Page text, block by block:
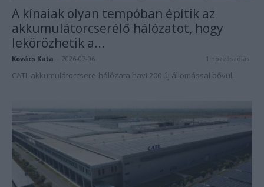
A kínaiak olyan tempóban építik az
akkumulátorcserélő hálózatot, hogy
lekörözhetik a...
Kovács Kata 2026-07-06 1 hozzászólás
CATL akkumulátorcsere-hálózata havi 200 új állomással bővül.